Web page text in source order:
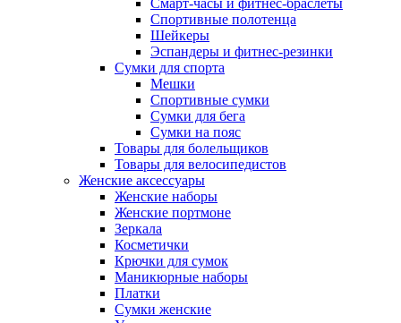
Смарт-часы и фитнес-браслеты
Спортивные полотенца
Шейкеры
Эспандеры и фитнес-резинки
Сумки для спорта
Мешки
Спортивные сумки
Сумки для бега
Сумки на пояс
Товары для болельщиков
Товары для велосипедистов
Женские аксессуары
Женские наборы
Женские портмоне
Зеркала
Косметички
Крючки для сумок
Маникюрные наборы
Платки
Сумки женские